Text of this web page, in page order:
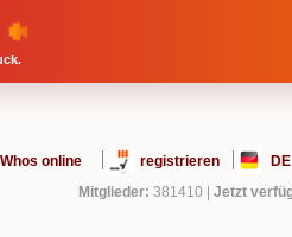
Whos online registrieren DE
Mitglieder: 381410 Jetzt